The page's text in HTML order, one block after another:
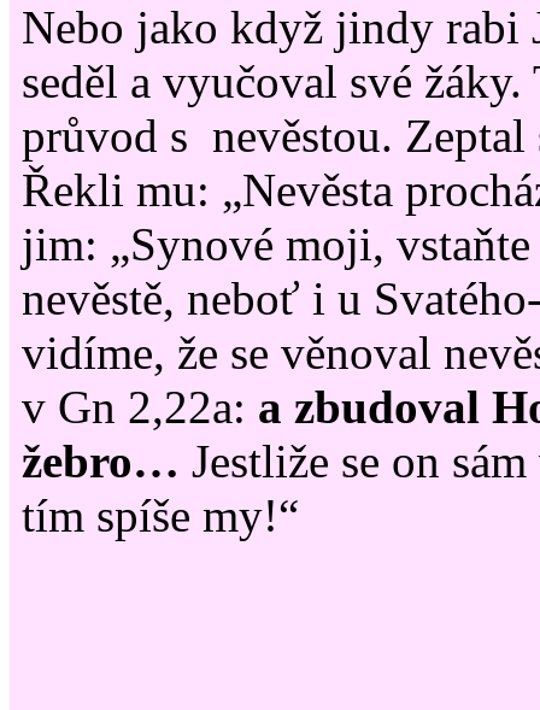
Nebo jako když jindy rabi
seděl a vyučoval své
průvod s nevěstou. Zeptal
Řekli mu: „Nevěsta
jim: „Synové moji, vstaňte
nevěstě, neboť i u
vidíme, že se věnoval
v Gn 2,22a: a zbudoval
žebro… Jestliže se on
tím spíše my!“